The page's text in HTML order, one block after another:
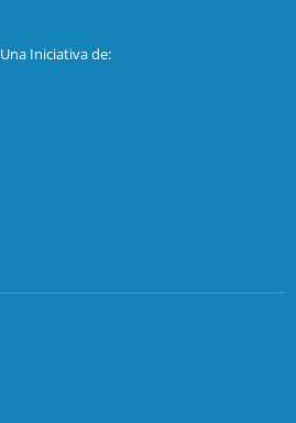
Una Iniciativa de: